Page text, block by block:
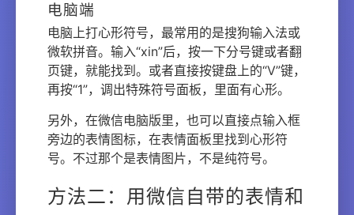
电脑端
电脑上打心形符号，最常用的是搜狗输入法或
微软拼音。输入“xin”后，按一下分号键或者翻
页键，就能找到。或者直接按键盘上的“V”键，
再按“1”，调出特殊符号面板，里面有心形。
另外，在微信电脑版里，也可以直接点输入框
旁边的表情图标，在表情面板里找到心形符
号。不过那个是表情图片，不是纯符号。
方法二：用微信自带的表情和